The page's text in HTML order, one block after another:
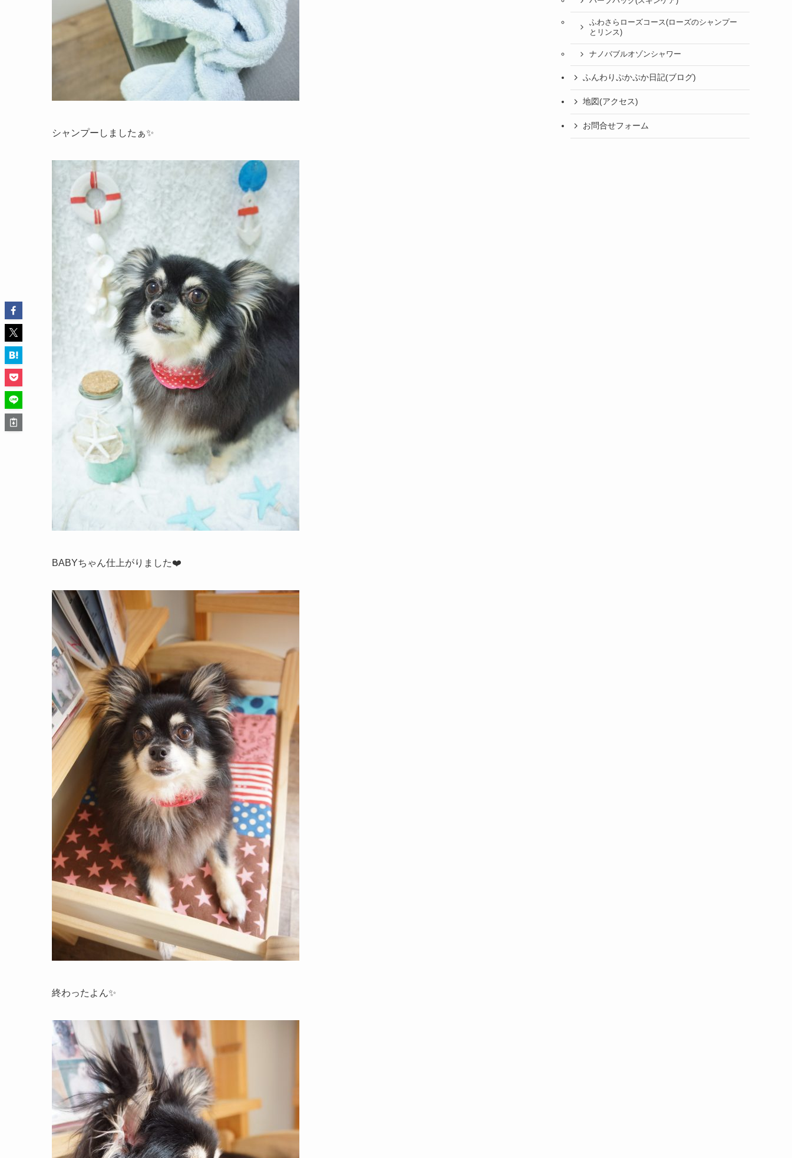
シャンプーしましたぁ✨
BABYちゃん仕上がりました❤️
終わったよん✨
ふわさらローズコース(ローズのシャンプー
とリンス)
ナノバブルオゾンシャワー
ふんわりぷかぷか日記(ブログ)
地図(アクセス)
お問合せフォーム